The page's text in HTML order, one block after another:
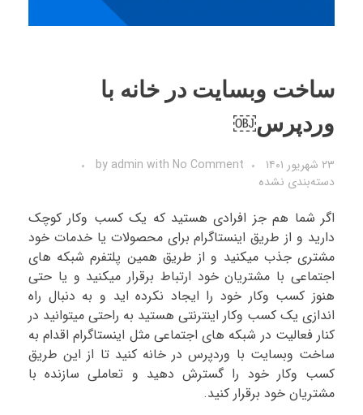
ساخت وبسایت در خانه با
وردپرس￼
۲۳ شهریور ۱۴۰۱ by admin with No Comment
دسته‌بندی نشده
اگر شما هم جز افرادی هستید که یک کسب وکار کوچک
دارید و از طریق اینستاگرام برای محصولات یا خدمات خود
مشتری جذب میکنید و از طریق همین پلتفرم شبکه های
اجتماعی با مشتریان خود ارتباط برقرار میکنید و یا حتی
هنوز کسب وکار خود را ایجاد نکرده اید و به دنبال راه
اندازی یک کسب وکار اینترنتی هستید به راحتی میتوانید در
کنار فعالیت در شبکه های اجتماعی مثل اینستاگرام اقدام به
ساخت وبسایت با وردپرس در خانه کنید تا از این طریق
کسب وکار خود را گسترش دهید و تعاملی سازنده با
مشتریان خود برقرار کنید.